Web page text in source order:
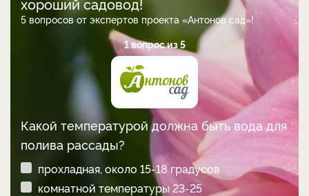
5 вопросов от экспертов проекта «Антонов сад»!
1 вопрос из 5
Какой температурой должна быть вода для
полива рассады?
прохладная, около 15-18 градусов
комнатной температуры 23-25